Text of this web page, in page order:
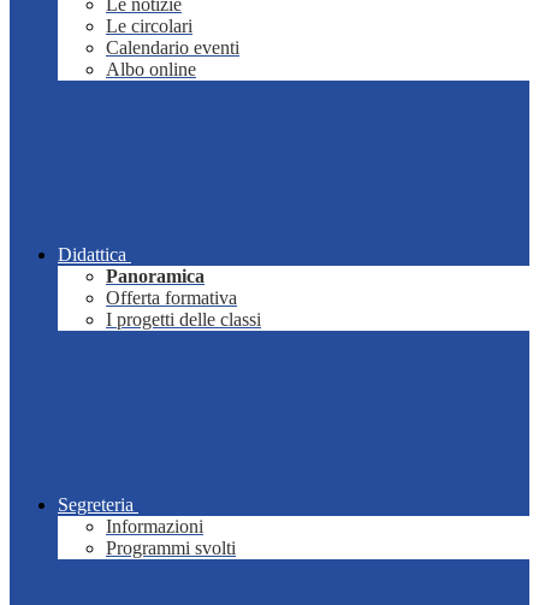
Le notizie
Le circolari
Calendario eventi
Albo online
Didattica
Panoramica
Offerta formativa
I progetti delle classi
Segreteria
Informazioni
Programmi svolti